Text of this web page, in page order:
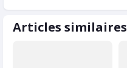
Articles similaires